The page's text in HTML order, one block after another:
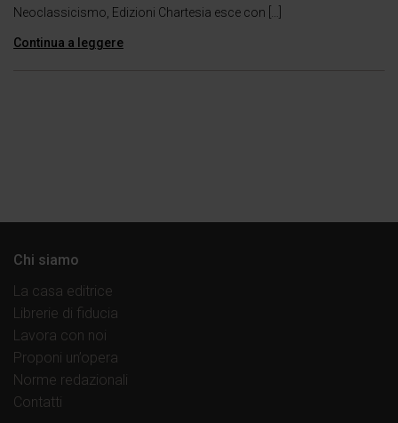
Neoclassicismo, Edizioni Chartesia esce con […]
Continua a leggere
Chi siamo
La casa editrice
Librerie di fiducia
Lavora con noi
Proponi un’opera
Norme redazionali
Contatti